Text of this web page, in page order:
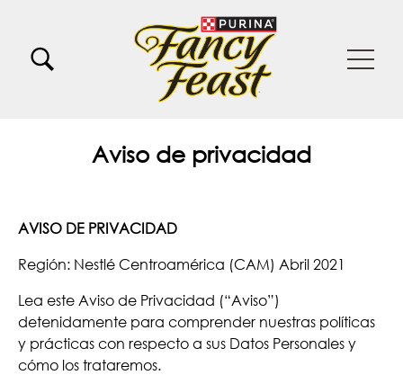
Menu Secundario Fancy feast
Menu Principal Fancy Feast
Aviso de privacidad
AVISO DE PRIVACIDAD
Región: Nestlé Centroamérica (CAM) Abril 2021
Lea este Aviso de Privacidad (“Aviso”)
detenidamente para comprender nuestras políticas
y prácticas con respecto a sus Datos Personales y
cómo los trataremos.